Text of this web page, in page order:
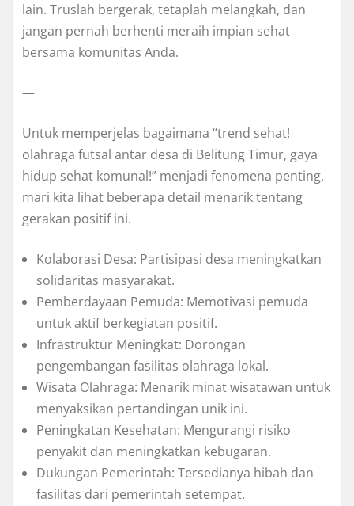
lain. Truslah bergerak, tetaplah melangkah, dan
jangan pernah berhenti meraih impian sehat
bersama komunitas Anda.
—
Untuk memperjelas bagaimana “trend sehat!
olahraga futsal antar desa di Belitung Timur, gaya
hidup sehat komunal!” menjadi fenomena penting,
mari kita lihat beberapa detail menarik tentang
gerakan positif ini.
Kolaborasi Desa: Partisipasi desa meningkatkan
solidaritas masyarakat.
Pemberdayaan Pemuda: Memotivasi pemuda
untuk aktif berkegiatan positif.
Infrastruktur Meningkat: Dorongan
pengembangan fasilitas olahraga lokal.
Wisata Olahraga: Menarik minat wisatawan untuk
menyaksikan pertandingan unik ini.
Peningkatan Kesehatan: Mengurangi risiko
penyakit dan meningkatkan kebugaran.
Dukungan Pemerintah: Tersedianya hibah dan
fasilitas dari pemerintah setempat.